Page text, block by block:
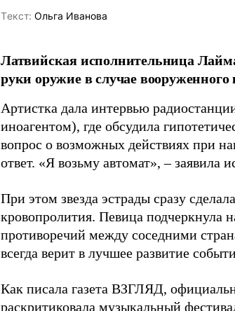
Tекст: Ольга Иванова
Латвийская исполнительница
руки оружие в случае
Артистка дала интервью
иноагентом), где обсудила
вопрос о возможных действиях при
ответ. «Я возьму автомат», – заявила
При этом звезда эстрады сразу
кровопролития. Певица
противоречий между соседними
всегда верит в лучшее развитие
Как писала газета ВЗГЛЯД,
раскритиковала музыкальный